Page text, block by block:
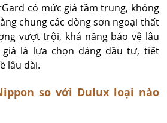
có mức giá tầm trung, không
chung các dòng sơn ngoại thất
vượt trội, khả năng bảo vệ lâu
là lựa chọn đáng đầu tư, tiết
lâu dài.
so với Dulux loại nào